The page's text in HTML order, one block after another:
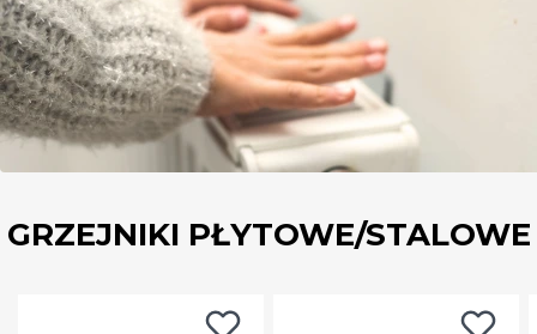
GRZEJNIKI PŁYTOWE/STALOWE